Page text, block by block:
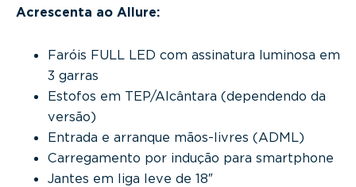
Acrescenta ao Allure:
Faróis FULL LED com assinatura luminosa em
3 garras
Estofos em TEP/Alcântara (dependendo da
versão)
Entrada e arranque mãos-livres (ADML)
Carregamento por indução para smartphone
Jantes em liga leve de 18″